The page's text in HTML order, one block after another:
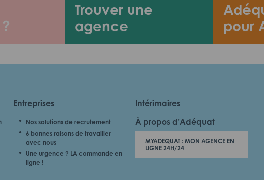
Trouver une
agence
pour
Entreprises
Nos solutions de recrutement
6 bonnes raisons de travailler
avec nous
Une urgence ? LA commande en
ligne !
Intérimaires
À propos d’Adéquat
MYADEQUAT : MON AGENCE EN
LIGNE 24H/24